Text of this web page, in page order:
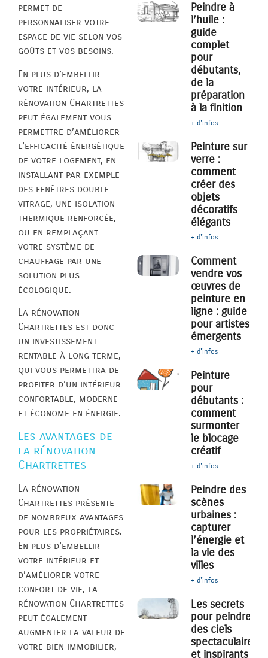
permet de
personnaliser votre
espace de vie selon vos
goûts et vos besoins.
En plus d’embellir
votre intérieur, la
rénovation Chartrettes
peut également vous
permettre d’améliorer
l’efficacité énergétique
de votre logement, en
installant par exemple
des fenêtres double
vitrage, une isolation
thermique renforcée,
ou en remplaçant
votre système de
chauffage par une
solution plus
écologique.
La rénovation
Chartrettes est donc
un investissement
rentable à long terme,
qui vous permettra de
profiter d’un intérieur
confortable, moderne
et économe en énergie.
Les avantages de
la rénovation
Chartrettes
La rénovation
Chartrettes présente
de nombreux avantages
pour les propriétaires.
En plus d’embellir
votre intérieur et
d’améliorer votre
confort de vie, la
rénovation Chartrettes
peut également
augmenter la valeur de
votre bien immobilier,
Peindre à
l’huile :
guide
complet
pour
débutants,
de la
préparation
à la finition
+ d'infos
Peinture sur
verre :
comment
créer des
objets
décoratifs
élégants
+ d'infos
Comment
vendre vos
œuvres de
peinture en
ligne : guide
pour artistes
émergents
+ d'infos
Peinture
pour
débutants :
comment
surmonter
le blocage
créatif
+ d'infos
Peindre des
scènes
urbaines :
capturer
l’énergie et
la vie des
villes
+ d'infos
Les secrets
pour peindre
des ciels
spectaculaires
et inspirants